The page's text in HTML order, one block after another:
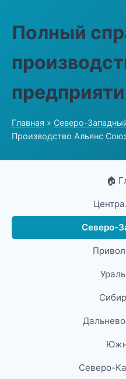
Полный
Главная » Северо-
Производство Альянс
🏠
Северо-
Северо-